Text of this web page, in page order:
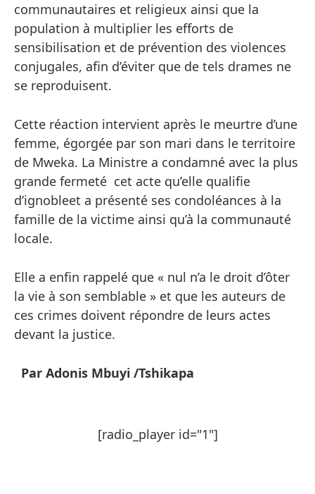
communautaires et religieux ainsi que la
population à multiplier les efforts de
sensibilisation et de prévention des violences
conjugales, afin d’éviter que de tels drames ne
se reproduisent.
Cette réaction intervient après le meurtre d’une
femme, égorgée par son mari dans le territoire
de Mweka. La Ministre a condamné avec la plus
grande fermeté cet acte qu’elle qualifie
d’ignobleet a présenté ses condoléances à la
famille de la victime ainsi qu’à la communauté
locale.
Elle a enfin rappelé que « nul n’a le droit d’ôter
la vie à son semblable » et que les auteurs de
ces crimes doivent répondre de leurs actes
devant la justice.
Par Adonis Mbuyi /Tshikapa
[radio_player id="1"]